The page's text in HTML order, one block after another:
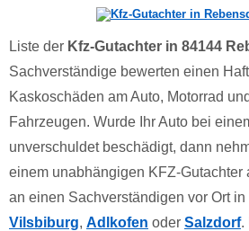
Liste der Kfz-Gutachter in 84144
Sachverständige bewerten einen
Kaskoschäden am Auto, Motorrad
Fahrzeugen. Wurde Ihr Auto bei
unverschuldet beschädigt, dann
einem unabhängigen KFZ-Gutachter
an einen Sachverständigen vor Ort in
Vilsbiburg, Adlkofen oder Salzdorf.